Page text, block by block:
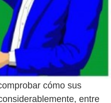
cómo sus
entre